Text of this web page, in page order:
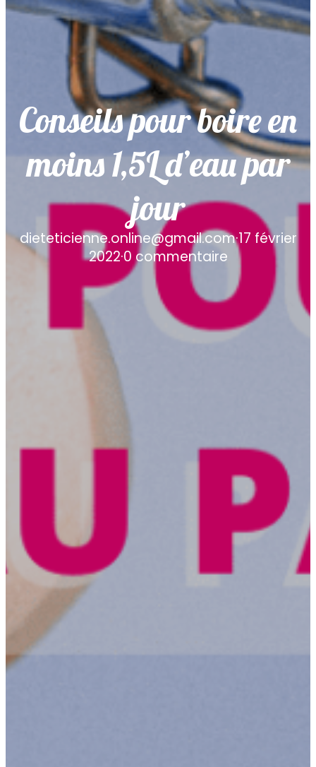
Conseils pour boire en
moins 1,5L d’eau par
jour
dieteticienne.online@gmail.com·17 février
2022·0 commentaire